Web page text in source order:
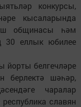
конкурсы,
кысаларында
общинасы һәм
30 еллык юбилее
йорты белгечләре
берлектә шәһәр,
чаралар
славян